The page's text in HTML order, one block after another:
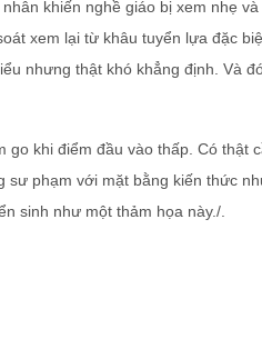
khiến nghề giáo bị xem nhẹ
xem lại từ khâu tuyển lựa đặc
nhưng thật khó khẳng định. Và
khi điểm đầu vào thấp. Có thật
sư phạm với mặt bằng kiến thức
sinh như một thảm họa này./.